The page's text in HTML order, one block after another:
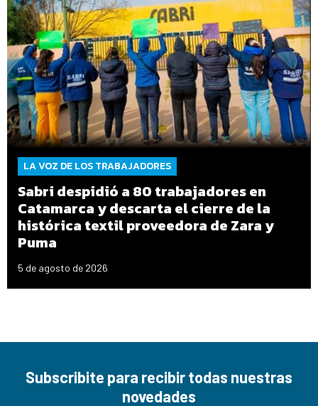
LA VOZ DE LOS TRABAJADORES
Sabri despidió a 80 trabajadores en
Catamarca y descarta el cierre de la
histórica textil proveedora de Zara y
Puma
5 de agosto de 2026
Subscribite para recibir todas nuestras
novedades